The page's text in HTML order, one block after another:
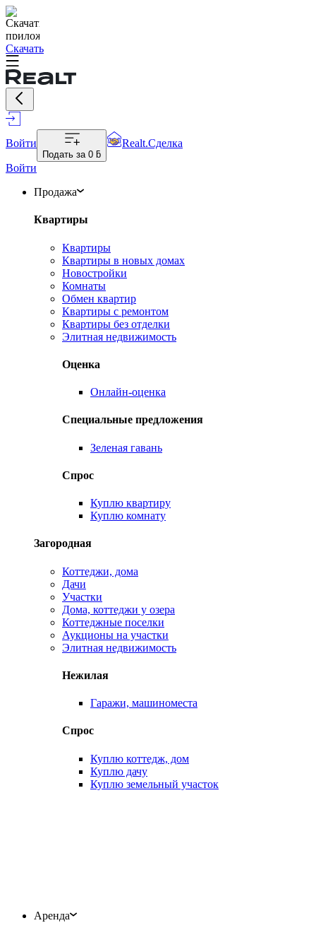
Скачать
Войти
Подать за 0 ƃ
Realt.Сделка
Войти
Продажа
Квартиры
Квартиры
Квартиры в новых домах
Новостройки
Комнаты
Обмен квартир
Квартиры с ремонтом
Квартиры без отделки
Элитная недвижимость
Оценка
Онлайн-оценка
Специальные предложения
Зеленая гавань
Спрос
Куплю квартиру
Куплю комнату
Загородная
Коттеджи, дома
Дачи
Участки
Дома, коттеджи у озера
Коттеджные поселки
Аукционы на участки
Элитная недвижимость
Нежилая
Гаражи, машиноместа
Спрос
Куплю коттедж, дом
Куплю дачу
Куплю земельный участок
Аренда